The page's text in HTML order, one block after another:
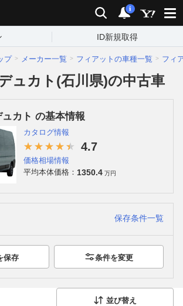
検索 通知
i
ID新規取得
プ メーカー一覧 フィアットの車種一覧 フィ
ュカト(石川県)の中古車
カト の基本情報
カタログ情報
4.7
価格相場情報
平均本体価格： 1350.4 万円
保存条件一覧
保存 条件を変更
並び替え